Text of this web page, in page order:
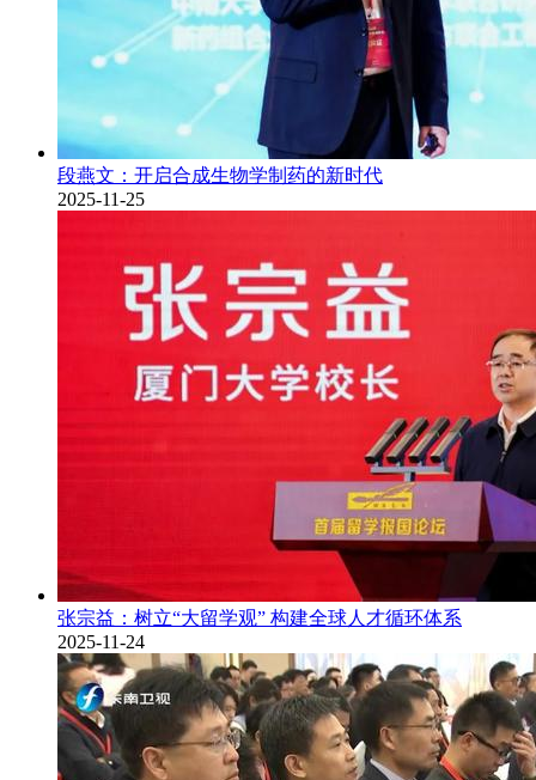
段燕文：开启合成生物学制药的新时代
2025-11-25
张宗益：树立“大留学观” 构建全球人才循环体系
2025-11-24